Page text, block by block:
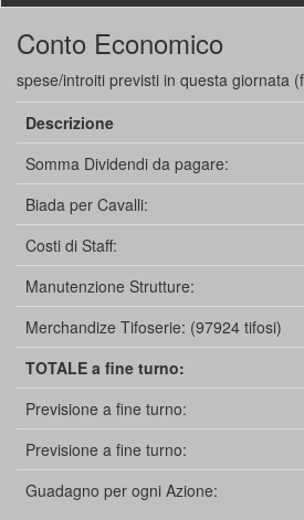
Conto Economico
spese/introiti previsti in questa giornata
Descrizione
Somma Dividendi da pagare:
Biada per Cavalli:
Costi di Staff:
Manutenzione Strutture:
Merchandize Tifoserie: (97924 tifosi)
TOTALE a fine turno:
Previsione a fine turno:
Previsione a fine turno:
Guadagno per ogni Azione: